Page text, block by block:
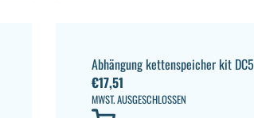
Abhängung kettenspeicher kit DC5
€17,51
MWST. AUSGESCHLOSSEN